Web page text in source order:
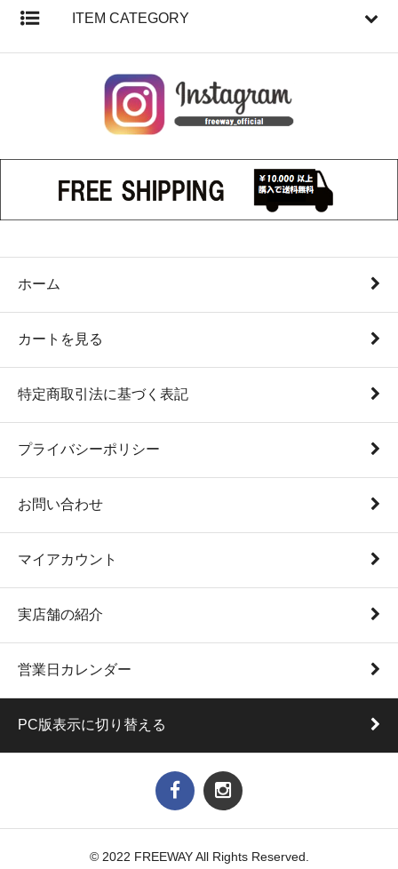
ITEM CATEGORY
ホーム
カートを見る
特定商取引法に基づく表記
プライバシーポリシー
お問い合わせ
マイアカウント
実店舗の紹介
営業日カレンダー
PC版表示に切り替える
© 2022 FREEWAY All Rights Reserved.